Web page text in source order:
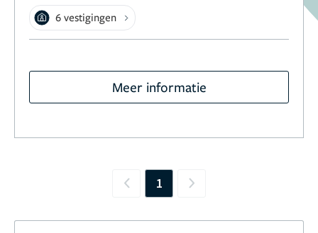
6 vestigingen
Meer informatie
Previous
1 Next